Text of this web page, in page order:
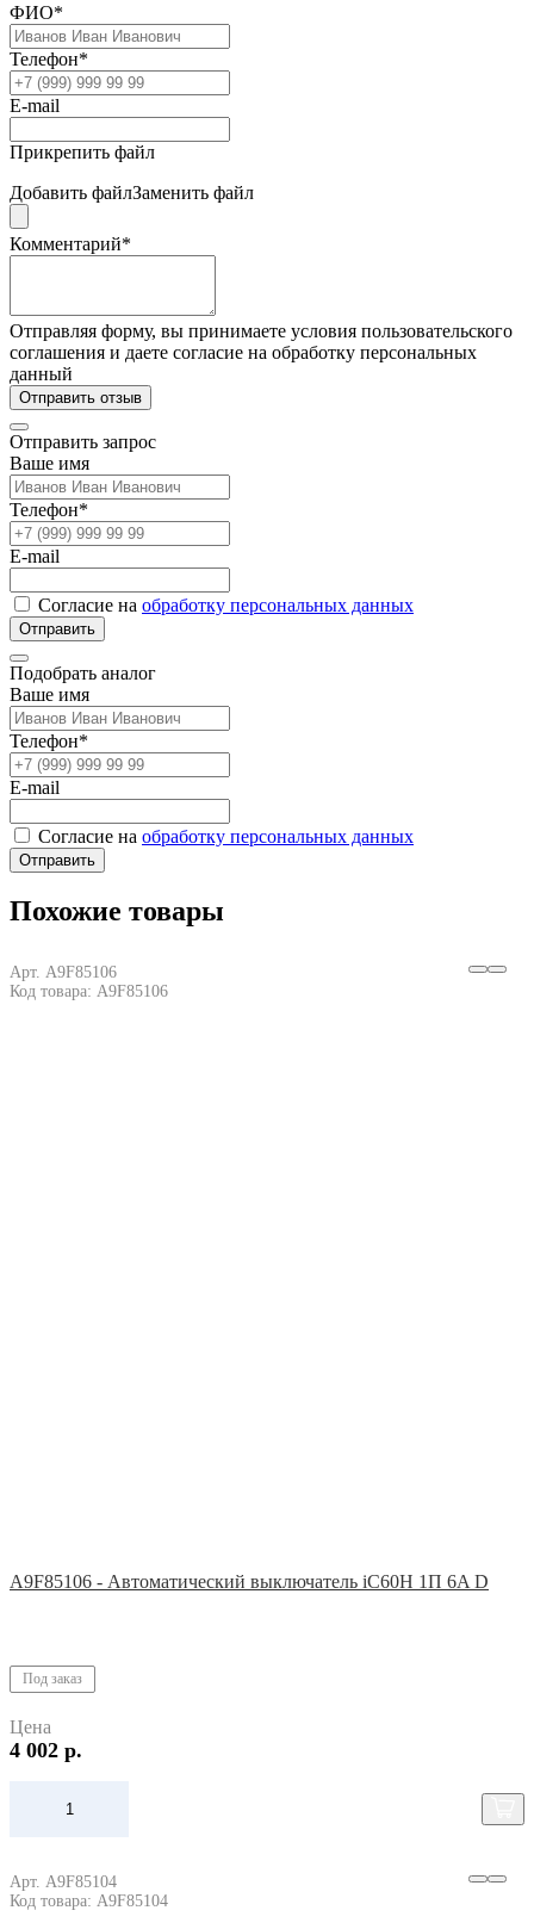
ФИО*
Телефон*
E-mail
Прикрепить файл
Добавить файлЗаменить файл
Комментарий*
Отправляя форму, вы принимаете условия пользовательского
соглашения и даете согласие на обработку персональных
данный
Отправить отзыв
Отправить запрос
Ваше имя
Телефон*
E-mail
Согласие на обработку персональных данных
Отправить
Подобрать аналог
Ваше имя
Телефон*
E-mail
Согласие на обработку персональных данных
Отправить
Похожие товары
Арт. A9F85106
Код товара: A9F85106
A9F85106 - Автоматический выключатель iC60H 1П 6A D
Под заказ
Цена
4 002 р.
Арт. A9F85104
Код товара: A9F85104